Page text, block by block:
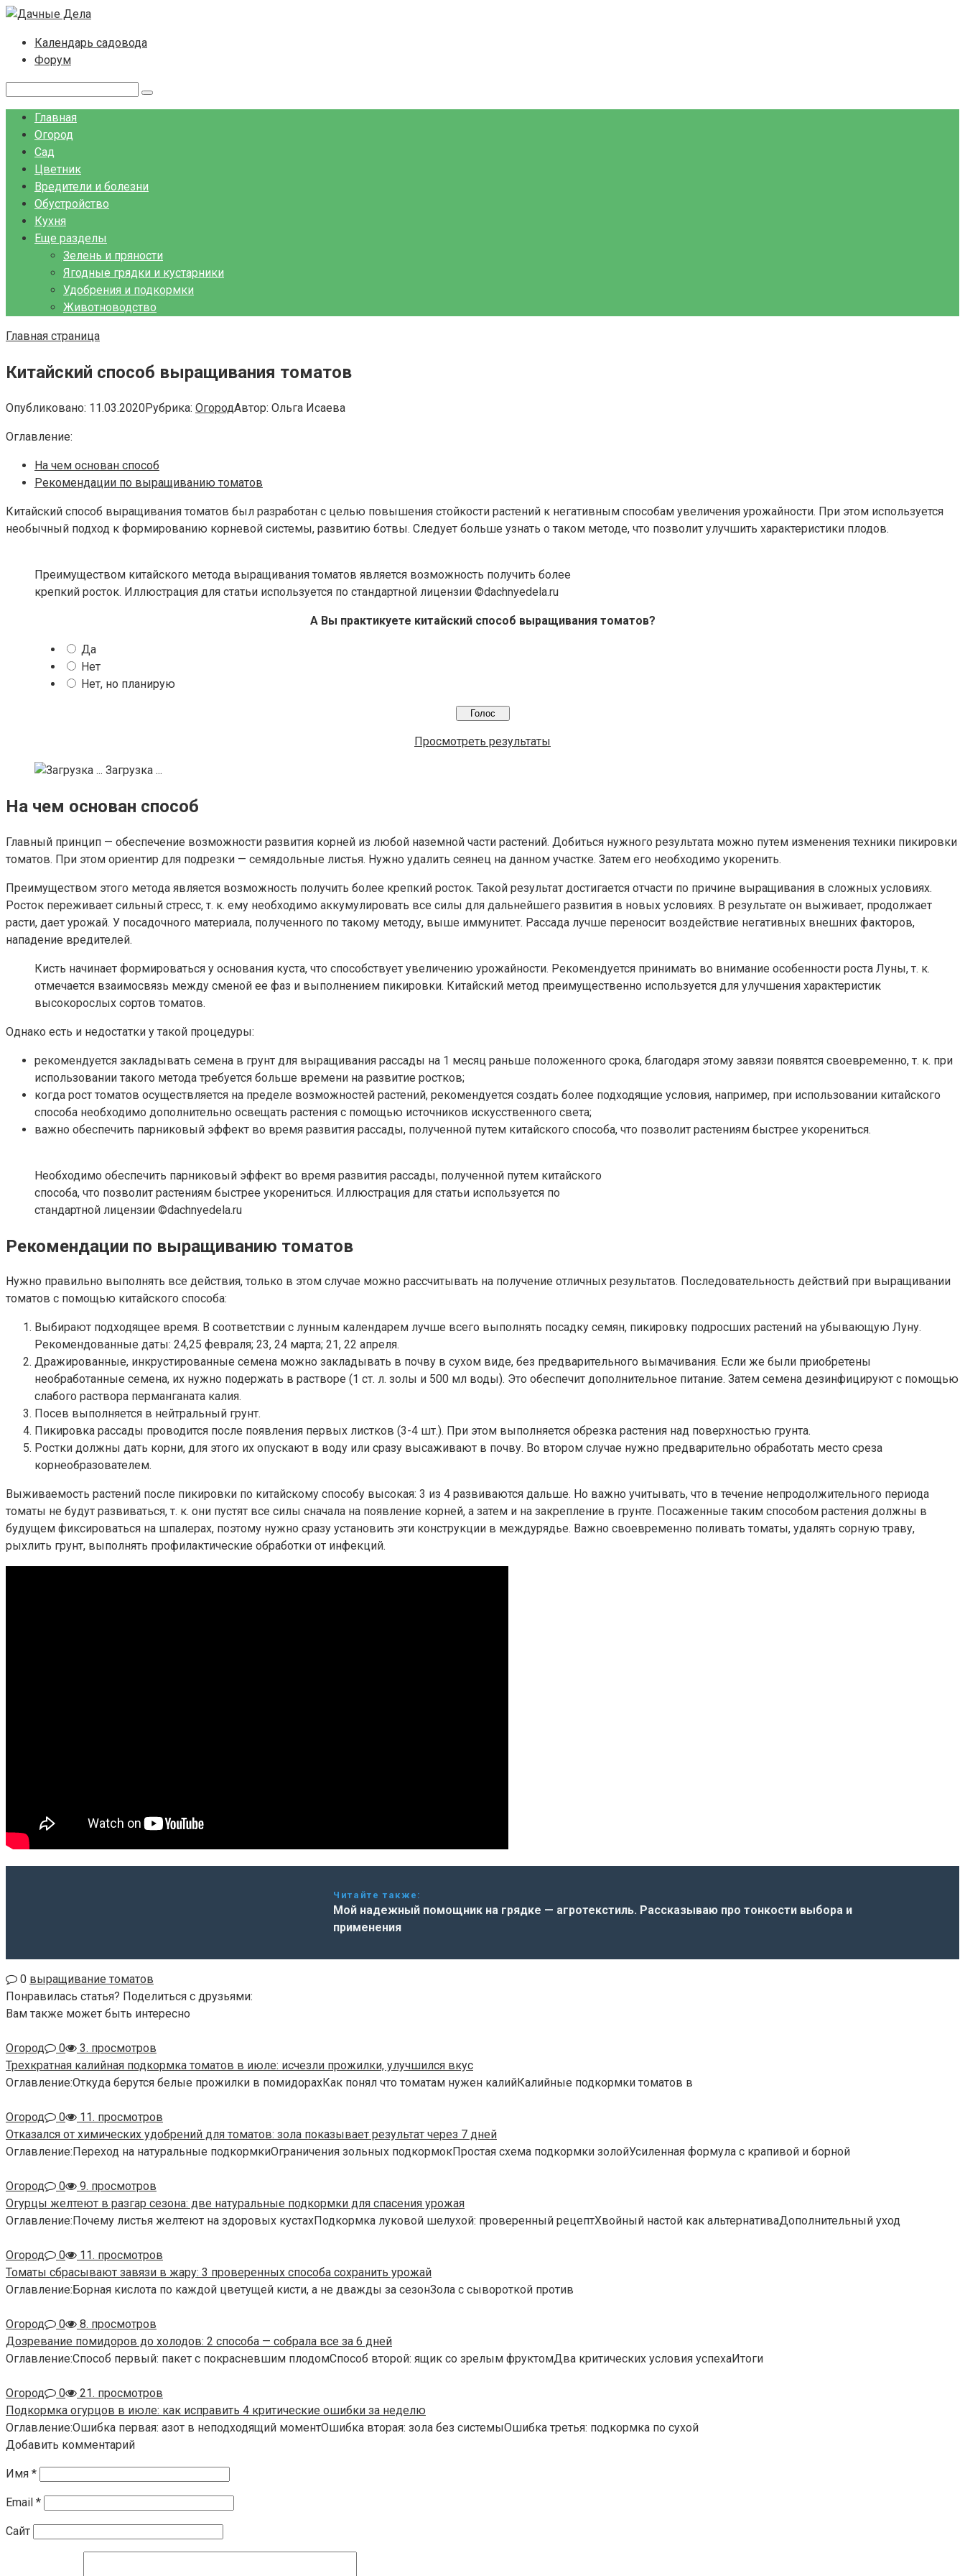
Перейти
контентуКалендарь садовода
Форум
Главная
Огород
Сад
Цветник
Вредители и болезни
Обустройство
Кухня
Еще разделы
Зелень и пряности
Ягодные грядки и кустарники
Удобрения и подкормки
Животноводство
Главная страница
Китайский способ выращивания томатов
Опубликовано: 11.03.2020Рубрика: ОгородАвтор: Ольга Исаева
Оглавление:
На чем основан способ
Рекомендации по выращиванию томатов
Китайский способ выращивания томатов был разработан с целью повышения стойкости растений к негативным способам увеличения урожайности. При этом используется
необычный подход к формированию корневой системы, развитию ботвы. Следует больше узнать о таком методе, что позволит улучшить характеристики плодов.
Преимуществом китайского метода выращивания томатов является возможность получить более
крепкий росток. Иллюстрация для статьи используется по стандартной лицензии ©dachnyedela.ru
А Вы практикуете китайский способ выращивания томатов?
Да
Нет
Нет, но планирую
Просмотреть результаты
Загрузка ...
На чем основан способ
Главный принцип — обеспечение возможности развития корней из любой наземной части растений. Добиться нужного результата можно путем изменения техники пикировки
томатов. При этом ориентир для подрезки — семядольные листья. Нужно удалить сеянец на данном участке. Затем его необходимо укоренить.
Преимуществом этого метода является возможность получить более крепкий росток. Такой результат достигается отчасти по причине выращивания в сложных условиях.
Росток переживает сильный стресс, т. к. ему необходимо аккумулировать все силы для дальнейшего развития в новых условиях. В результате он выживает, продолжает
расти, дает урожай. У посадочного материала, полученного по такому методу, выше иммунитет. Рассада лучше переносит воздействие негативных внешних факторов,
нападение вредителей.
Кисть начинает формироваться у основания куста, что способствует увеличению урожайности. Рекомендуется принимать во внимание особенности роста Луны, т. к.
отмечается взаимосвязь между сменой ее фаз и выполнением пикировки. Китайский метод преимущественно используется для улучшения характеристик
высокорослых сортов томатов.
Однако есть и недостатки у такой процедуры:
рекомендуется закладывать семена в грунт для выращивания рассады на 1 месяц раньше положенного срока, благодаря этому завязи появятся своевременно, т. к. при
использовании такого метода требуется больше времени на развитие ростков;
когда рост томатов осуществляется на пределе возможностей растений, рекомендуется создать более подходящие условия, например, при использовании китайского
способа необходимо дополнительно освещать растения с помощью источников искусственного света;
важно обеспечить парниковый эффект во время развития рассады, полученной путем китайского способа, что позволит растениям быстрее укорениться.
Необходимо обеспечить парниковый эффект во время развития рассады, полученной путем китайского
способа, что позволит растениям быстрее укорениться. Иллюстрация для статьи используется по
стандартной лицензии ©dachnyedela.ru
Рекомендации по выращиванию томатов
Нужно правильно выполнять все действия, только в этом случае можно рассчитывать на получение отличных результатов. Последовательность действий при выращивании
томатов с помощью китайского способа:
Выбирают подходящее время. В соответствии с лунным календарем лучше всего выполнять посадку семян, пикировку подросших растений на убывающую Луну.
Рекомендованные даты: 24,25 февраля; 23, 24 марта; 21, 22 апреля.
Дражированные, инкрустированные семена можно закладывать в почву в сухом виде, без предварительного вымачивания. Если же были приобретены
необработанные семена, их нужно подержать в растворе (1 ст. л. золы и 500 мл воды). Это обеспечит дополнительное питание. Затем семена дезинфицируют с помощью
слабого раствора перманганата калия.
Посев выполняется в нейтральный грунт.
Пикировка рассады проводится после появления первых листков (3-4 шт.). При этом выполняется обрезка растения над поверхностью грунта.
Ростки должны дать корни, для этого их опускают в воду или сразу высаживают в почву. Во втором случае нужно предварительно обработать место среза
корнеобразователем.
Выживаемость растений после пикировки по китайскому способу высокая: 3 из 4 развиваются дальше. Но важно учитывать, что в течение непродолжительного периода
томаты не будут развиваться, т. к. они пустят все силы сначала на появление корней, а затем и на закрепление в грунте. Посаженные таким способом растения должны в
будущем фиксироваться на шпалерах, поэтому нужно сразу установить эти конструкции в междурядье. Важно своевременно поливать томаты, удалять сорную траву,
рыхлить грунт, выполнять профилактические обработки от инфекций.
Читайте также:
Мой надежный помощник на грядке — агротекстиль. Рассказываю про тонкости выбора и
применения
0 выращивание томатов
Понравилась статья? Поделиться с друзьями:
Вам также может быть интересно
Огород 0
3. просмотров
Трехкратная калийная подкормка томатов в июле: исчезли прожилки, улучшился вкус
Оглавление:Откуда берутся белые прожилки в помидорахКак понял что томатам нужен калийКалийные подкормки томатов в
Огород 0
11. просмотров
Отказался от химических удобрений для томатов: зола показывает результат через 7 дней
Оглавление:Переход на натуральные подкормкиОграничения зольных подкормокПростая схема подкормки золойУсиленная формула с крапивой и борной
Огород 0
9. просмотров
Огурцы желтеют в разгар сезона: две натуральные подкормки для спасения урожая
Оглавление:Почему листья желтеют на здоровых кустахПодкормка луковой шелухой: проверенный рецептХвойный настой как альтернативаДополнительный уход
Огород 0
11. просмотров
Томаты сбрасывают завязи в жару: 3 проверенных способа сохранить урожай
Оглавление:Борная кислота по каждой цветущей кисти, а не дважды за сезонЗола с сывороткой против
Огород 0
8. просмотров
Дозревание помидоров до холодов: 2 способа — собрала все за 6 дней
Оглавление:Способ первый: пакет с покрасневшим плодомСпособ второй: ящик со зрелым фруктомДва критических условия успехаИтоги
Огород 0
21. просмотров
Подкормка огурцов в июле: как исправить 4 критические ошибки за неделю
Оглавление:Ошибка первая: азот в неподходящий моментОшибка вторая: зола без системыОшибка третья: подкормка по сухой
Добавить комментарий
Имя *
Email *
Сайт